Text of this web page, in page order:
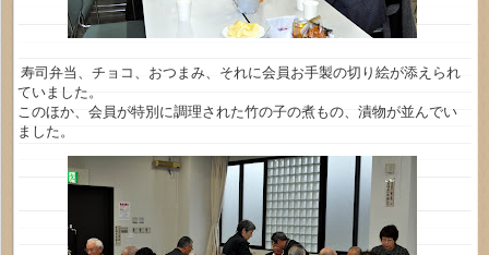
寿司弁当、チョコ、おつまみ、それに会員お手製の切り絵が添えられ
ていました。
このほか、会員が特別に調理された竹の子の煮もの、漬物が並んでい
ました。